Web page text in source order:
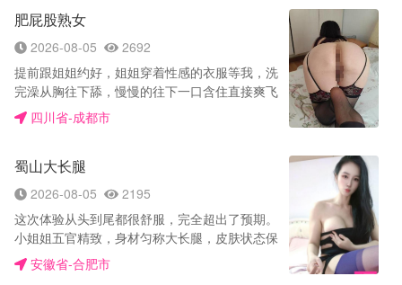
遇到这种真实的，分享给各位狼友了，五星好评
推荐🎆
和根基，我们比您更加重视，老板们请放心预
约。我们的服务宗旨是：一次合作，终身朋友，
正好您需要，正好我专业，把客户的满意度放第
1位，要的是回头客 妹妹每月提供两次体检报
告，合格后方可上岗，哥哥们放心调教开心玩。
资源丰富、照片真实，不满意包退换。 情愿您不
做长期回头客生意。（无任何套路做完满意付
人。然后推后背，这酸爽，感觉自己的小帐篷支
的不要不要的，A面朝上，小弟弟早已青筋奔
出，玉体完全展现在我眼前，感觉自己很想要，
但还是忍住了。A面还要继续水摩继续胸推，两
对胸贴在一起，真是酥麻麻的。继续服务中，口
很棒完全避开牙齿很深入，最让我难以自拔的
什么站着，趴窗户，让我抓着奶捅喉，最享受的
还是这纯天然巨乳奶，后入右手拍着妹子大屁
股，叫的很销魂，很卖力，翻白眼，伸舌头流口
水,AV既视体验，我这正年轻，哪能受得了这样
的勾引呀， 话说到此处省略.什么制服丝袜角色
ab面各种姿势急不可耐的，带雨衣，进行活塞运
肥屁股熟女
2026-08-05
2692
提前跟姐姐约好，姐姐穿着性感的衣服等我，洗
完澡从胸往下舔，慢慢的往下一口含住直接爽飞
了，不得不说姐姐口活不错，口了一会儿我想要
69，期间差点儿被姐姐口出来，双腿夹住姐姐的
姐给我带上套直接坐上来，我抓住姐姐的🐻看着
在我上边儿摇，抱着姐姐的屁股猛插，被姐姐的
穴夹得爽歪歪，一顿猛草出货。
四川省-成都市
蜀山大长腿
2026-08-05
2195
这次体验从头到尾都很舒服，完全超出了预期。
小姐姐五官精致，身材匀称大长腿，皮肤状态保
持得特别好。她笑起来亲切自然，第一眼就让我
觉得这趟来对了——整个人气质温柔却又带着恰
安徽省-合肥市